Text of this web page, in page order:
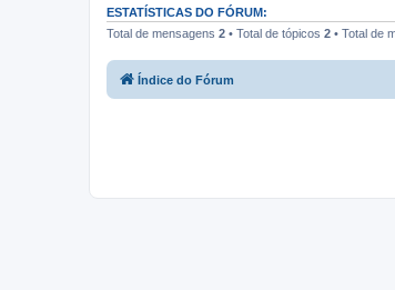
ESTATÍSTICAS DO FÓRUM:
Total de mensagens 2 • Total de tópicos 2 • Total de
Índice do Fórum